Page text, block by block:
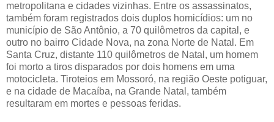
metropolitana e cidades vizinhas. Entre os assassinatos,
também foram registrados dois duplos homicídios: um no
município de São Antônio, a 70 quilômetros da capital, e
outro no bairro Cidade Nova, na zona Norte de Natal. Em
Santa Cruz, distante 110 quilômetros de Natal, um homem
foi morto a tiros disparados por dois homens em uma
motocicleta. Tiroteios em Mossoró, na região Oeste potiguar,
e na cidade de Macaíba, na Grande Natal, também
resultaram em mortes e pessoas feridas.